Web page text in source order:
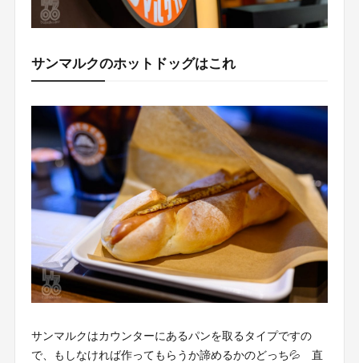
サンマルクのホットドッグはこれ
サンマルクはカウンターにあるパンを取るタイプですの
で、もしなければ作ってもらうか諦めるかのどっち💦 直